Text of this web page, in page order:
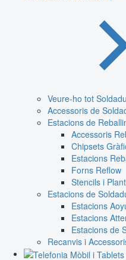
Veure-ho tot
Accessoris de
Estacions de
Accessoris
Chipsets
Estacions
Forns Reflow
Stencils i
Estacions de
Estacions
Estacions
Estacions de
Recanvis i